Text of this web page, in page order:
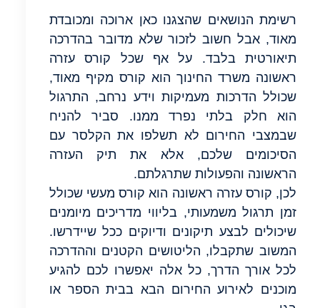
רשימת הנושאים שהצגנו כאן ארוכה ומכובדת
מאוד, אבל חשוב לזכור שלא מדובר בהדרכה
תיאורטית בלבד. על אף שכל קורס עזרה
ראשונה משרד החינוך הוא קורס מקיף מאוד,
שכולל הדרכות מעמיקות וידע נרחב, התרגול
הוא חלק בלתי נפרד ממנו. סביר להניח
שבמצבי החירום לא תשלפו את הקלסר עם
הסיכומים שלכם, אלא את תיק העזרה
הראשונה והפעולות שתרגלתם.
לכן, קורס עזרה ראשונה הוא קורס מעשי שכולל
זמן תרגול משמעותי, בליווי מדריכים מיומנים
שיכולים לבצע תיקונים ודיוקים ככל שיידרשו.
המשוב שתקבלו, הליטושים הקטנים וההדרכה
לכל אורך הדרך, כל אלה יאפשרו לכם להגיע
מוכנים לאירוע החירום הבא בבית הספר או